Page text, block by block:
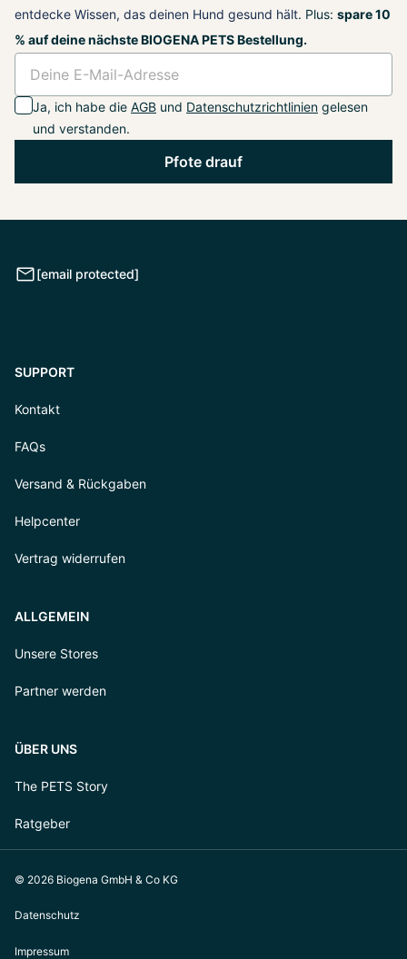
entdecke Wissen, das deinen Hund gesund hält. Plus: spare 10
% auf deine nächste BIOGENA PETS Bestellung.
Ja, ich habe die AGB und Datenschutzrichtlinien gelesen
und verstanden.
Pfote drauf
[email protected]
SUPPORT
Kontakt
FAQs
Versand & Rückgaben
Helpcenter
Vertrag widerrufen
ALLGEMEIN
Unsere Stores
Partner werden
ÜBER UNS
The PETS Story
Ratgeber
© 2026 Biogena GmbH & Co KG
Datenschutz
Impressum